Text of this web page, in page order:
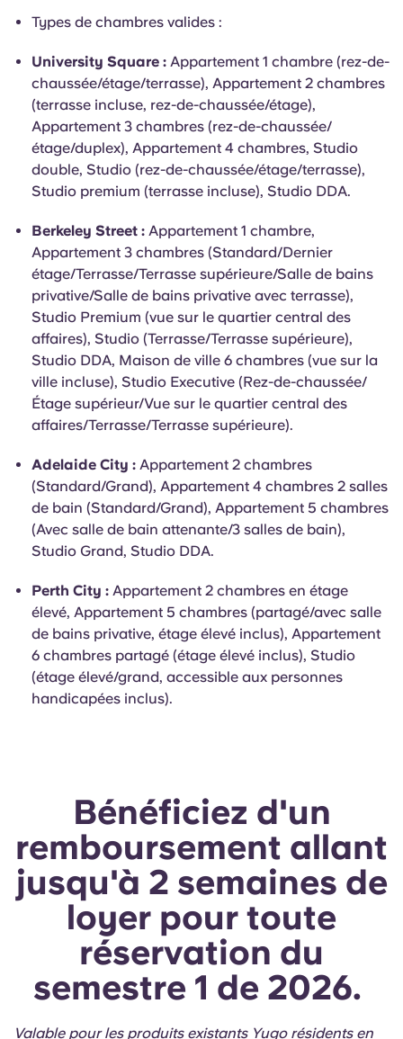
Types de chambres valides :
University Square : Appartement 1 chambre (rez-de-
chaussée/étage/terrasse), Appartement 2 chambres
(terrasse incluse, rez-de-chaussée/étage),
Appartement 3 chambres (rez-de-chaussée/
étage/duplex), Appartement 4 chambres, Studio
double, Studio (rez-de-chaussée/étage/terrasse),
Studio premium (terrasse incluse), Studio DDA.
Berkeley Street : Appartement 1 chambre,
Appartement 3 chambres (Standard/Dernier
étage/Terrasse/Terrasse supérieure/Salle de bains
privative/Salle de bains privative avec terrasse),
Studio Premium (vue sur le quartier central des
affaires), Studio (Terrasse/Terrasse supérieure),
Studio DDA, Maison de ville 6 chambres (vue sur la
ville incluse), Studio Executive (Rez-de-chaussée/
Étage supérieur/Vue sur le quartier central des
affaires/Terrasse/Terrasse supérieure).
Adelaide City : Appartement 2 chambres
(Standard/Grand), Appartement 4 chambres 2 salles
de bain (Standard/Grand), Appartement 5 chambres
(Avec salle de bain attenante/3 salles de bain),
Studio Grand, Studio DDA.
Perth City : Appartement 2 chambres en étage
élevé, Appartement 5 chambres (partagé/avec salle
de bains privative, étage élevé inclus), Appartement
6 chambres partagé (étage élevé inclus), Studio
(étage élevé/grand, accessible aux personnes
handicapées inclus).
Bénéficiez d'un
remboursement allant
jusqu'à 2 semaines de
loyer pour toute
réservation du
semestre 1 de 2026.
Valable pour les produits existants Yugo résidents en